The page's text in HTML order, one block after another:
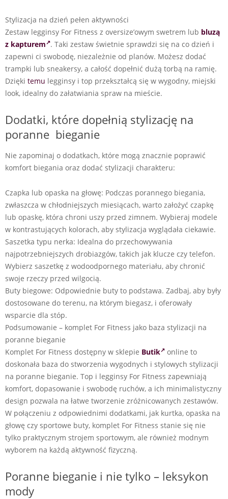
Stylizacja na dzień pełen aktywności
Zestaw legginsy For Fitness z oversize’owym swetrem lub bluzą
z kapturem . Taki zestaw świetnie sprawdzi się na co dzień i
zapewni ci swobodę, niezależnie od planów. Możesz dodać
trampki lub sneakersy, a całość dopełnić dużą torbą na ramię.
Dzięki temu legginsy i top przekształcą się w wygodny, miejski
look, idealny do załatwiania spraw na mieście.
Dodatki, które dopełnią stylizację na
poranne bieganie
Nie zapominaj o dodatkach, które mogą znacznie poprawić
komfort biegania oraz dodać stylizacji charakteru:
Czapka lub opaska na głowę: Podczas porannego biegania,
zwłaszcza w chłodniejszych miesiącach, warto założyć czapkę
lub opaskę, która chroni uszy przed zimnem. Wybieraj modele
w kontrastujących kolorach, aby stylizacja wyglądała ciekawie.
Saszetka typu nerka: Idealna do przechowywania
najpotrzebniejszych drobiazgów, takich jak klucze czy telefon.
Wybierz saszetkę z wodoodpornego materiału, aby chronić
swoje rzeczy przed wilgocią.
Buty biegowe: Odpowiednie buty to podstawa. Zadbaj, aby były
dostosowane do terenu, na którym biegasz, i oferowały
wsparcie dla stóp.
Podsumowanie – komplet For Fitness jako baza stylizacji na
poranne bieganie
Komplet For Fitness dostępny w sklepie Butik
online to
doskonała baza do stworzenia wygodnych i stylowych stylizacji
na poranne bieganie. Top i legginsy For Fitness zapewniają
komfort, dopasowanie i swobodę ruchów, a ich minimalistyczny
design pozwala na łatwe tworzenie zróżnicowanych zestawów.
W połączeniu z odpowiednimi dodatkami, jak kurtka, opaska na
głowę czy sportowe buty, komplet For Fitness stanie się nie
tylko praktycznym strojem sportowym, ale również modnym
wyborem na każdą aktywność fizyczną.
Poranne bieganie i nie tylko – leksykon
mody